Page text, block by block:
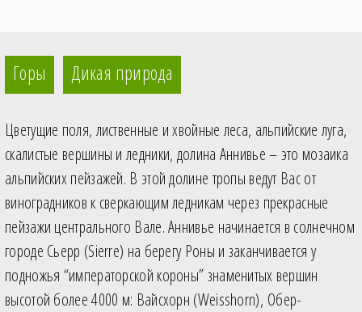
Горы Дикая природа
Цветущие поля, лиственные и хвойные леса, альпийские луга,
скалистые вершины и ледники, долина Аннивье – это мозаика
альпийских пейзажей. В этой долине тропы ведут Вас от
виноградников к сверкающим ледникам через прекрасные
пейзажи центрального Вале. Аннивье начинается в солнечном
городе Сьерр (Sierre) на берегу Роны и заканчивается у
подножья “императорской короны” знаменитых вершин
высотой более 4000 м: Вайсхорн (Weisshorn), Обер-